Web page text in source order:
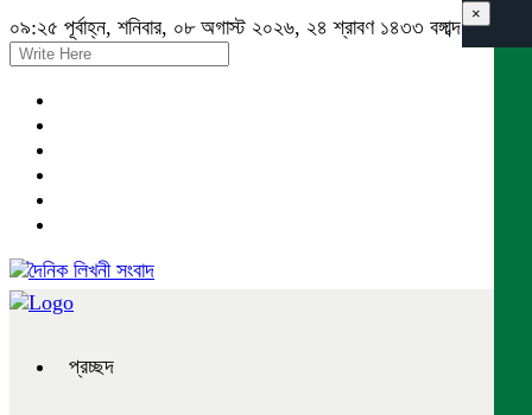
০৯:২৫ পূর্বাহ্ন, শনিবার, ০৮ অগাস্ট ২০২৬, ২৪ শ্রাবণ ১৪৩৩ বঙ্গাব্দ
প্রচ্ছদ
×